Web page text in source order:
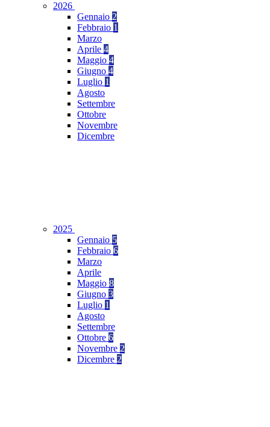
2026
Gennaio 2
Febbraio 1
Marzo
Aprile 4
Maggio 4
Giugno 4
Luglio 1
Agosto
Settembre
Ottobre
Novembre
Dicembre
2025
Gennaio 5
Febbraio 6
Marzo
Aprile
Maggio 8
Giugno 3
Luglio 1
Agosto
Settembre
Ottobre 6
Novembre 2
Dicembre 2